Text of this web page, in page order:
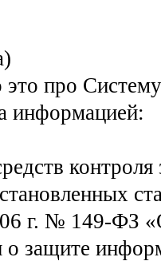
про
информацией:
г. № 149-ФЗ
о защите